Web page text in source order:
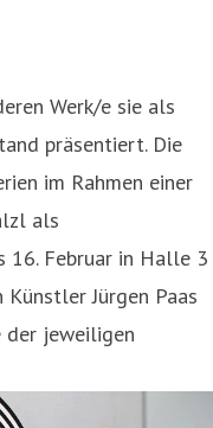
Werk/e sie als
präsentiert. Die
im Rahmen einer
als
16. Februar in Halle
Jürgen Paas
der jeweiligen